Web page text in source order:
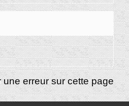
une erreur sur cette page